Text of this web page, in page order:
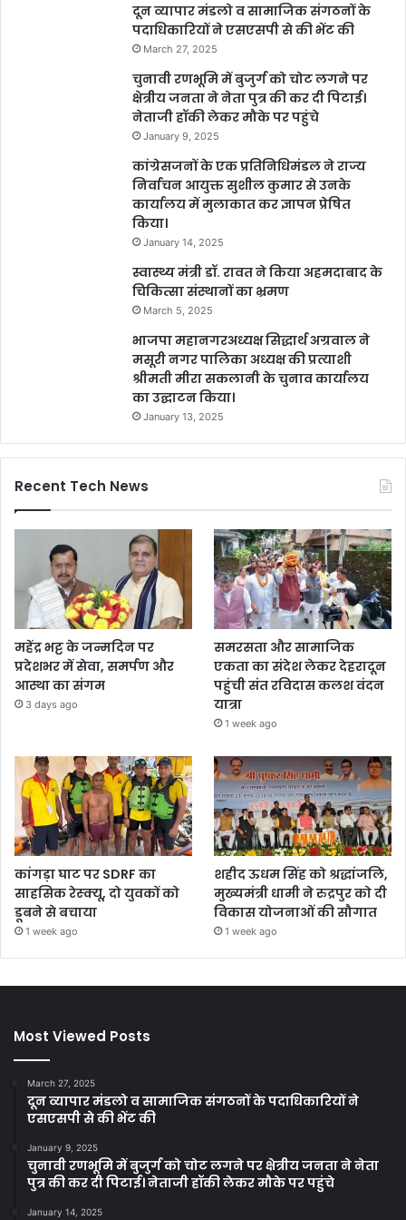
दून व्यापार मंडलो व सामाजिक संगठनों के
पदाधिकारियों ने एसएसपी से की भेंट की
March 27, 2025
चुनावी रणभूमि में बुजुर्ग को चोट लगने पर
क्षेत्रीय जनता ने नेता पुत्र की कर दी पिटाई।
नेताजी हॉकी लेकर मौके पर पहुंचे
January 9, 2025
कांग्रेसजनों के एक प्रतिनिधिमंडल ने राज्य
निर्वाचन आयुक्त सुशील कुमार से उनके
कार्यालय में मुलाकात कर ज्ञापन प्रेषित
किया।
January 14, 2025
स्वास्थ्य मंत्री डॉ. रावत ने किया अहमदाबाद के
चिकित्सा संस्थानों का भ्रमण
March 5, 2025
भाजपा महानगरअध्यक्ष सिद्धार्थ अग्रवाल ने
मसूरी नगर पालिका अध्यक्ष की प्रत्याशी
श्रीमती मीरा सकलानी के चुनाव कार्यालय
का उद्घाटन किया।
January 13, 2025
Recent Tech News
महेंद्र भट्ट के जन्मदिन पर
प्रदेशभर में सेवा, समर्पण और
आस्था का संगम
3 days ago
समरसता और सामाजिक
एकता का संदेश लेकर देहरादून
पहुंची संत रविदास कलश वंदन
यात्रा
1 week ago
कांगड़ा घाट पर SDRF का
साहसिक रेस्क्यू, दो युवकों को
डूबने से बचाया
1 week ago
शहीद ऊधम सिंह को श्रद्धांजलि,
मुख्यमंत्री धामी ने रुद्रपुर को दी
विकास योजनाओं की सौगात
1 week ago
Most Viewed Posts
March 27, 2025
दून व्यापार मंडलो व सामाजिक संगठनों के पदाधिकारियों ने
एसएसपी से की भेंट की
January 9, 2025
चुनावी रणभूमि में बुजुर्ग को चोट लगने पर क्षेत्रीय जनता ने नेता
पुत्र की कर दी पिटाई। नेताजी हॉकी लेकर मौके पर पहुंचे
January 14, 2025